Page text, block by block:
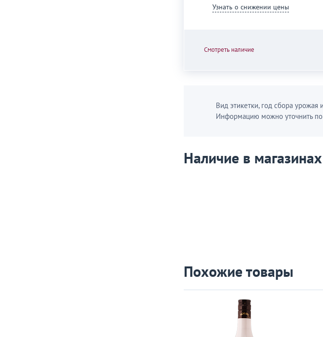
Узнать о снижении цены
Смотреть наличие
Вид этикетки, год сбора урожая
Информацию можно уточнить
Наличие в магазинах
Похожие товары